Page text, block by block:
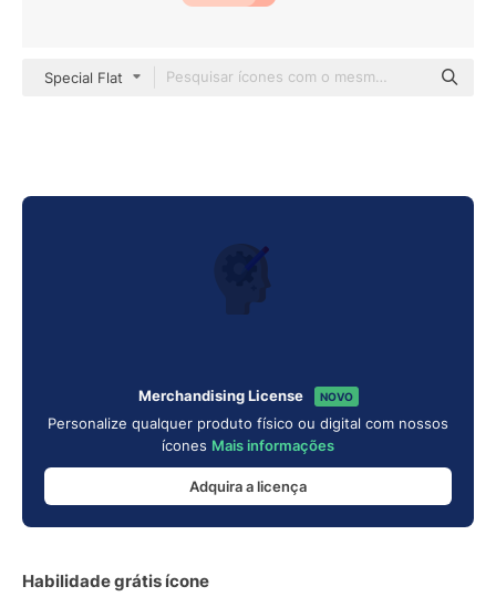
Special Flat
Merchandising License NOVO
Personalize qualquer produto físico ou digital com nossos
ícones Mais informações
Adquira a licença
Habilidade grátis ícone